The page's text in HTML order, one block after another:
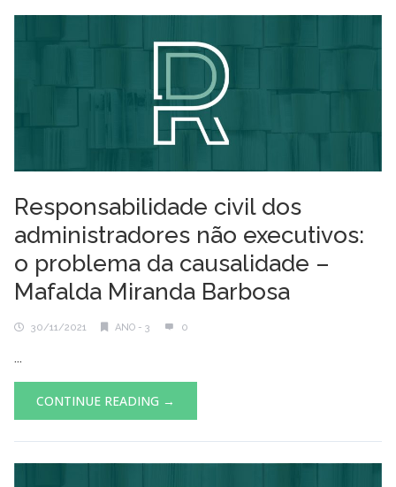
Responsabilidade civil dos
administradores não executivos:
o problema da causalidade –
Mafalda Miranda Barbosa
30/11/2021 ANO - 3 0
...
CONTINUE READING →